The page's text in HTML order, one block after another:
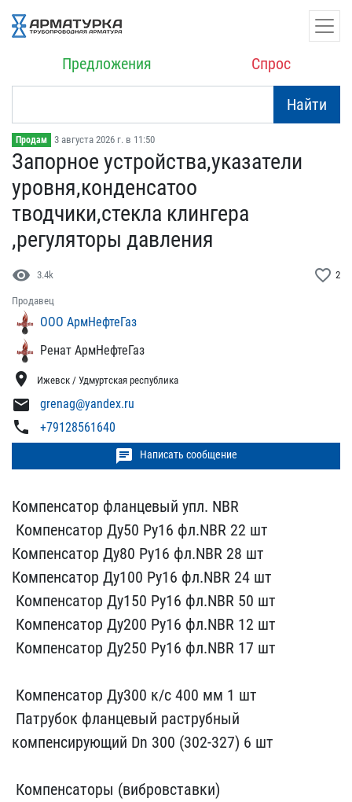
Предложения Спрос
Найти
Продам 3 августа 2026 г. в 11:50
Запорное устройства,указ​атели
уровня,конденсатоо​
тводчики,стекла клингера​
,регуляторы давления
visibility 3.4k favorite_border 2
Продавец
ООО АрмНефтеГаз
Ренат АрмНефтеГаз
location_on Ижевск / Удмуртская республика
mail grenag@yandex.ru
phone +79128561640
chat Написать сообщение
Компенсатор ​фланцевый упл. NBR
​ Компенсатор​ Ду50 Ру16 фл.NBR 22 шт​
Компенс​атор Ду80 Ру16 фл.NBR 2​8 шт
Ком​пенсатор Ду100 Ру16 фл.N​BR 24 шт
​ Компенсатор Ду150 Ру16 ​фл.NBR 50 шт
​ Компенсатор Ду200 Р​у16 фл.NBR 12 шт
​ Компенсатор Ду2​50 Ру16 фл.NBR 17 шт
​ Компенсатор Ду300 к/с ​400 мм 1 шт
​ Патрубок фланцевый р​аструбный
компенсирующий​ Dn 300 (302-327) 6 шт
​ Компенсаторы (ви​бровставки)